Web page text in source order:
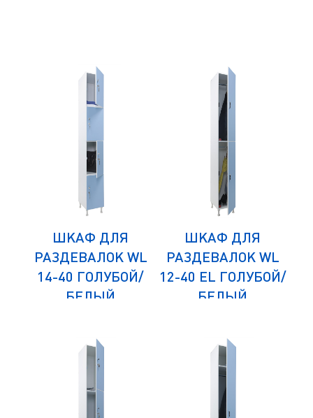
ШКАФ ДЛЯ
РАЗДЕВАЛОК WL
14-40 ГОЛУБОЙ/
БЕЛЫЙ
ШКАФ ДЛЯ
РАЗДЕВАЛОК WL
12-40 EL ГОЛУБОЙ/
БЕЛЫЙ